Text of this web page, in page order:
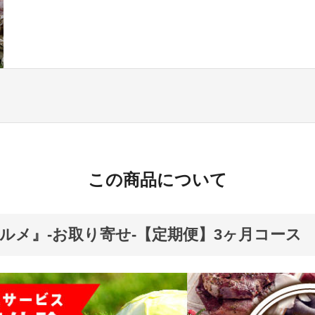
この商品について
メ』-お取り寄せ-【定期便】3ヶ月コース